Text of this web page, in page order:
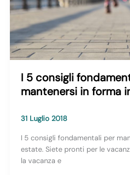
I 5 consigli
mantenersi in forma
31 Luglio 2018
I 5 consigli fondamentali per
estate. Siete pronti per le
la vacanza e